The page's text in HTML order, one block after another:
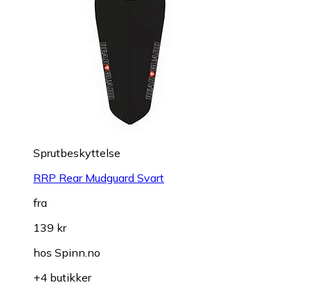
Sprutbeskyttelse
RRP Rear Mudguard Svart
fra
139 kr
hos Spinn.no
+4 butikker